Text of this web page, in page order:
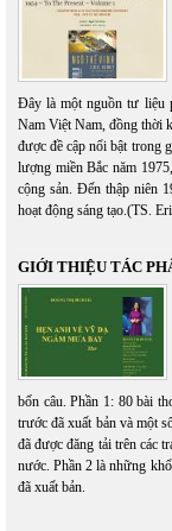
Đây là một nguồn tư liệu
Nam Việt Nam, đồng thời
được đề cập nổi bật trong
lượng miền Bắc năm
cộng sản. Đến thập niên
hoạt động sáng tạo.(TS.
GIỚI THIỆU TÁC
bốn câu. Phần 1: 80 bài
trước đã xuất bản và một
đã được đăng tải trên các
nước. Phần 2 là những
đã xuất bản.